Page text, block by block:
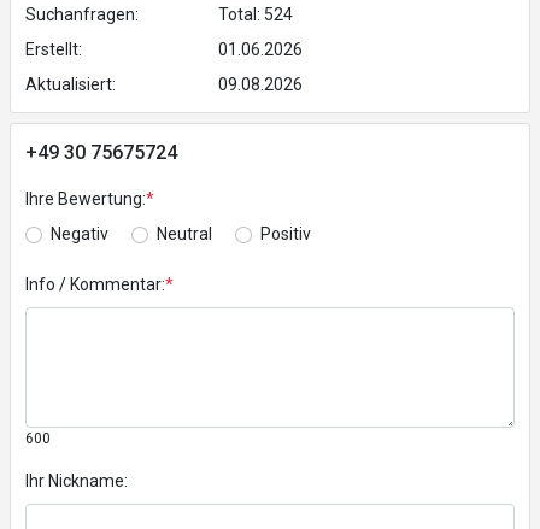
Suchanfragen:
Total: 524
Erstellt:
01.06.2026
Aktualisiert:
09.08.2026
+49 30 75675724
Ihre Bewertung:*
Negativ
Neutral Positiv
Info / Kommentar:*
600
Ihr Nickname: